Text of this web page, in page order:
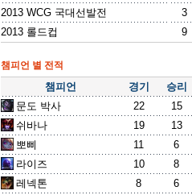
2013 WCG 국대선발전
3
2013 롤드컵
9
챔피언 별 전적
챔피언 경기
승리
문도 박사
22
15
쉬바나
19
13
뽀삐
11
6
라이즈
10
8
레넥톤
8
6